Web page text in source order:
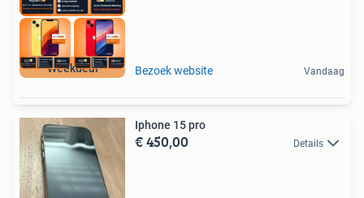
Weekdeal Bezoek website Vandaag
Iphone 15 pro
€ 450,00 Details